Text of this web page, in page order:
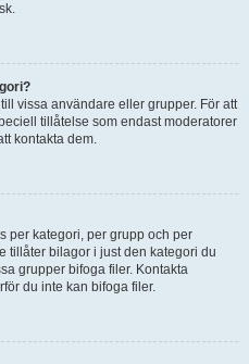
vissa användare eller grupper. För att
tillåtelse som endast moderatorer
kontakta dem.
per kategori, per grupp och per
tillåter bilagor i just den kategori du
grupper bifoga filer. Kontakta
du inte kan bifoga filer.